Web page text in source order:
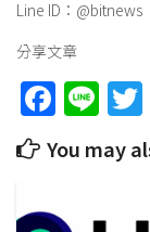
Line ID：@bitnews
分享文章
You may